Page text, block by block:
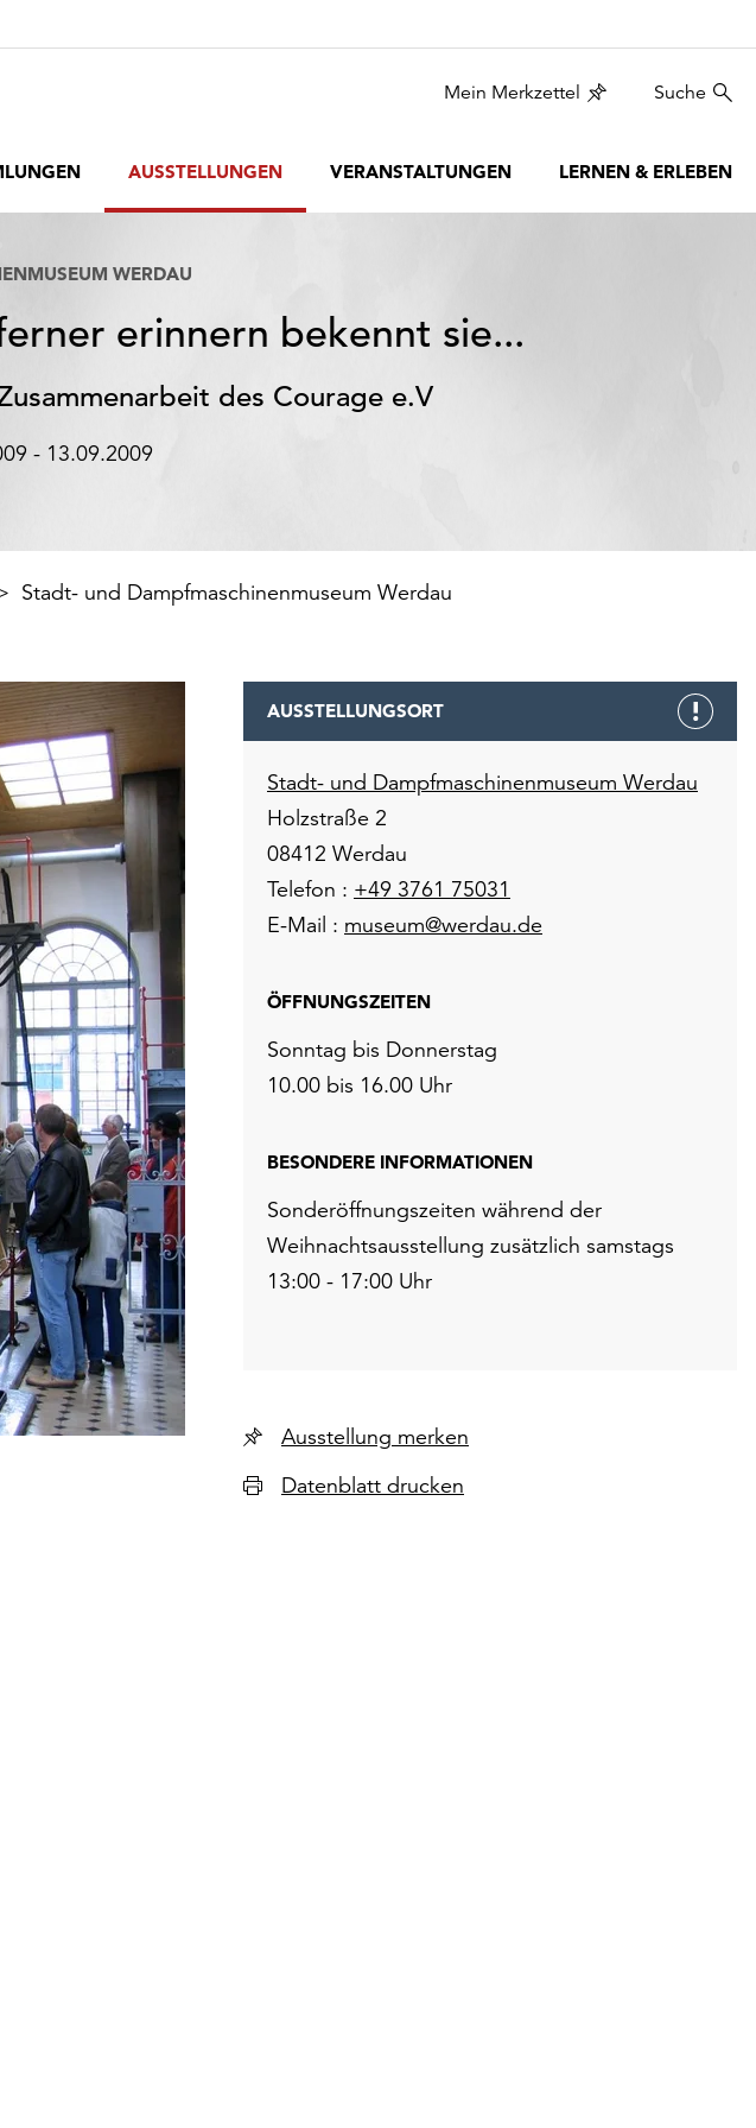
Mein Merkzettel Suche
AUSSTELLUNGEN VERANSTALTUNGEN LERNEN & ERLEBEN
WERDAU
erinnern bekennt sie...
des Courage e.V
- 13.09.2009
Stadt- und Dampfmaschinenmuseum Werdau
AUSSTELLUNGSORT
Stadt- und Dampfmaschinenmuseum Werdau
Holzstraße 2
08412 Werdau
Telefon : +49 3761 75031
E-Mail : museum@werdau.de
ÖFFNUNGSZEITEN
Sonntag bis Donnerstag
10.00 bis 16.00 Uhr
BESONDERE INFORMATIONEN
Sonderöffnungszeiten während der
Weihnachtsausstellung zusätzlich samstags
13:00 - 17:00 Uhr
Ausstellung merken
Datenblatt drucken